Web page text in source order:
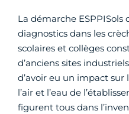
La démarche ESPPISols
diagnostics dans les
scolaires et collèges
d’anciens sites
d’avoir eu un impact sur
l’air et l’eau de
figurent tous dans